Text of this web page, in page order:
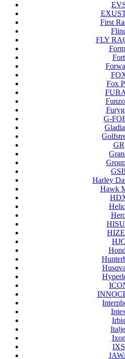
First
FLY
Fort
Fox
G-
GR
Harley
Hawk
HJC
Irbis
Ixon
IXS